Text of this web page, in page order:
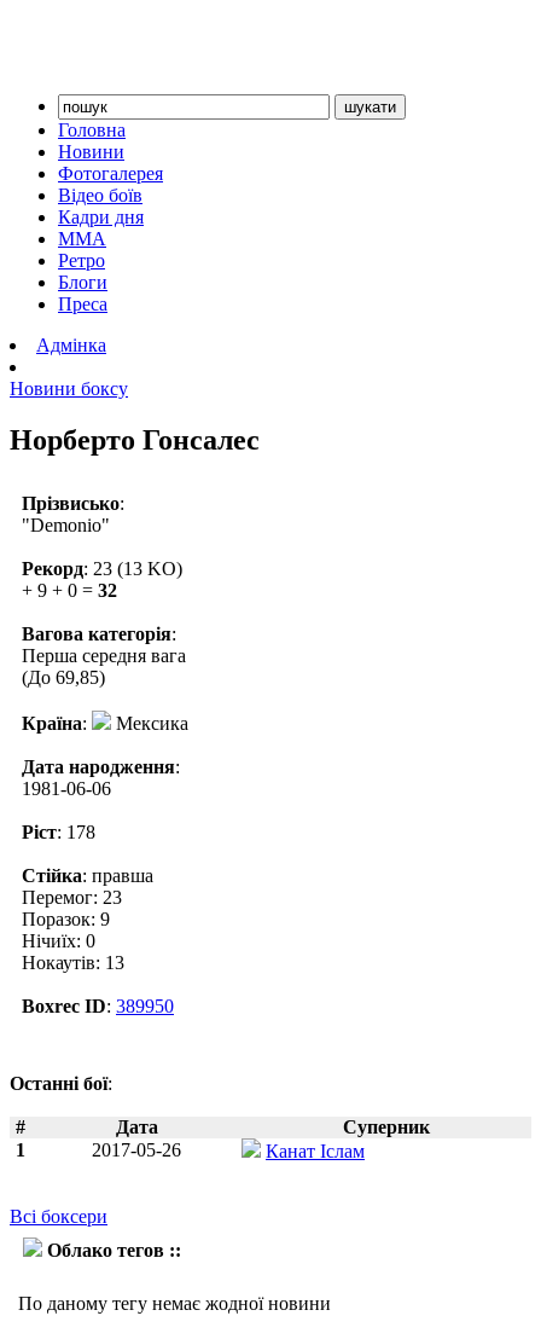
Головна
Новини
Фотогалерея
Відео боїв
Кадри дня
ММА
Ретро
Блоги
Преса
Адмінка
Новини боксу
Норберто Гонсалес
Прізвисько:
"Demonio"
Рекорд: 23 (13 KO)
+ 9 + 0 = 32
Вагова категорія:
Перша середня вага
(До 69,85)
Країна: Мексика
Дата народження:
1981-06-06
Ріст: 178
Стійка: правша
Перемог: 23
Поразок: 9
Нічиїх: 0
Нокаутів: 13
Boxrec ID: 389950
Останні бої:
# Дата
Суперник
1
2017-05-26 Канат Іслам
Всі боксери
Облако тегов ::
По даному тегу немає жодної новини